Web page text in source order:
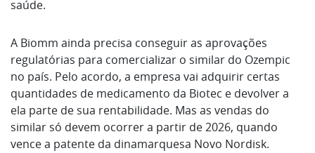
saúde.
A Biomm ainda precisa conseguir as aprovações
regulatórias para comercializar o similar do Ozempic
no país. Pelo acordo, a empresa vai adquirir certas
quantidades de medicamento da Biotec e devolver a
ela parte de sua rentabilidade. Mas as vendas do
similar só devem ocorrer a partir de 2026, quando
vence a patente da dinamarquesa Novo Nordisk.